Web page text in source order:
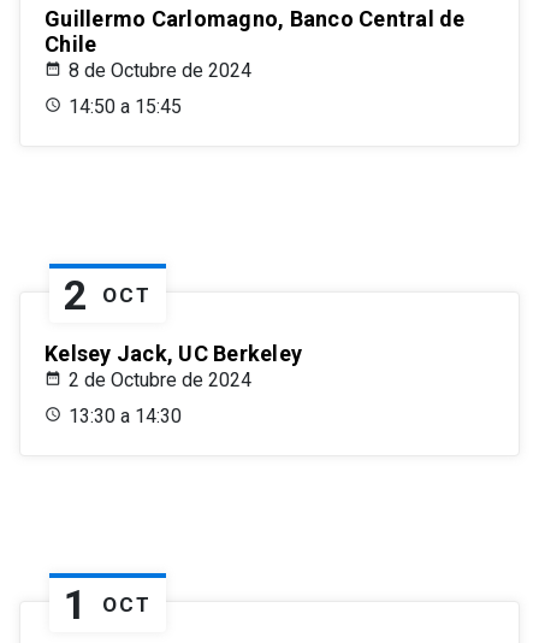
Guillermo Carlomagno, Banco Central de
Chile
8 de Octubre de 2024
14:50 a 15:45
2 OCT
Kelsey Jack, UC Berkeley
2 de Octubre de 2024
13:30 a 14:30
1 OCT